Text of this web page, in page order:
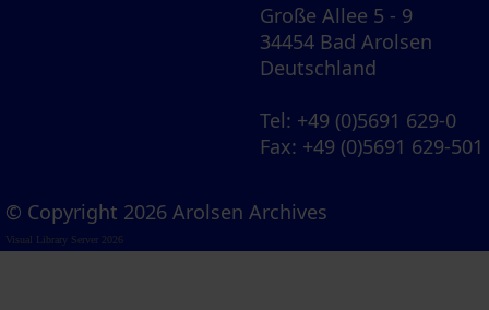
Große Allee 5 - 9
34454 Bad Arolsen
Deutschland
Tel: +49 (0)5691 629-0
Fax: +49 (0)5691 629-501
© Copyright 2026 Arolsen Archives
Visual Library Server 2026